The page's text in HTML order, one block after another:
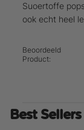
Suoertoffe
ook echt heel
Beoordeeld
Product:
Best Sellers